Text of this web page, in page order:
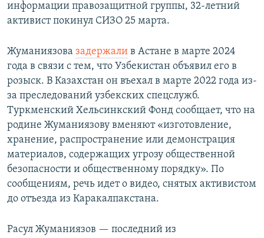
информации правозащитной группы, 32-летний
активист покинул СИЗО 25 марта.
Жуманиязова задержали в Астане в марте 2024
года в связи с тем, что Узбекистан объявил его в
розыск. В Казахстан он въехал в марте 2022 года из-
за преследований узбекских спецслужб.
Туркменский Хельсинкский Фонд сообщает, что на
родине Жуманиязову вменяют «изготовление,
хранение, распространение или демонстрация
материалов, содержащих угрозу общественной
безопасности и общественному порядку». По
сообщениям, речь идет о видео, снятых активистом
до отъезда из Каракалпакстана.
Расул Жуманиязов — последний из